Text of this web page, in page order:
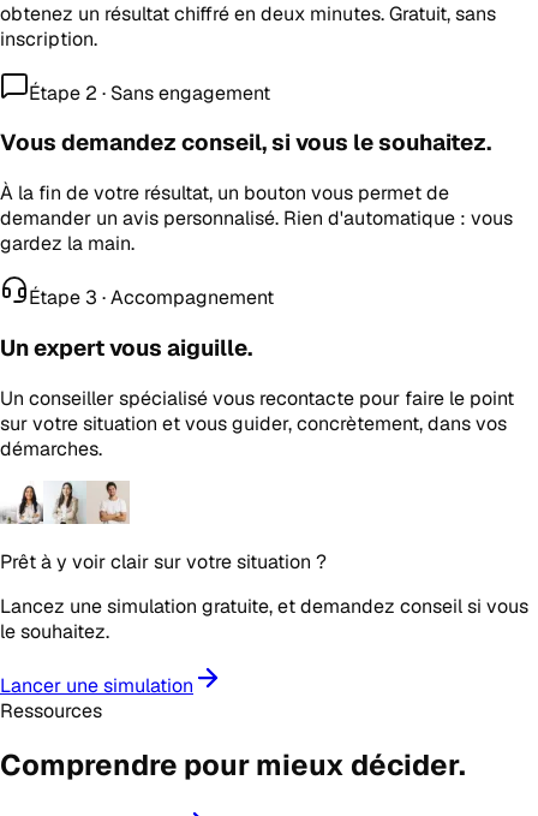
obtenez un résultat chiffré en deux minutes. Gratuit, sans
inscription.
Étape 2 · Sans engagement
Vous demandez conseil, si vous le souhaitez.
À la fin de votre résultat, un bouton vous permet de
demander un avis personnalisé. Rien d'automatique : vous
gardez la main.
Étape 3 · Accompagnement
Un expert vous aiguille.
Un conseiller spécialisé vous recontacte pour faire le point
sur votre situation et vous guider, concrètement, dans vos
démarches.
Prêt à y voir clair sur votre situation ?
Lancez une simulation gratuite, et demandez conseil si vous
le souhaitez.
Lancer une simulation
Ressources
Comprendre pour mieux décider.